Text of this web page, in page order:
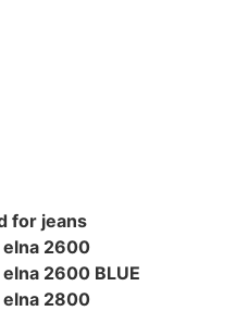
for jeans
2600
2600 BLUE
2800